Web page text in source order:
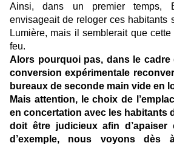
Ainsi, dans un premier temps,
envisageait de reloger ces habitants
Lumière, mais il semblerait que
feu.
Alors pourquoi pas, dans le cadre
conversion expérimentale
bureaux de seconde main vide en
Mais attention, le choix de
en concertation avec les habitants
doit être judicieux afin
d’exemple, nous voyons dès